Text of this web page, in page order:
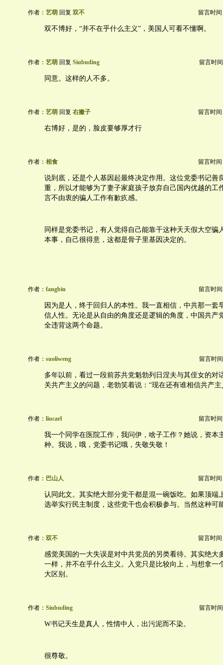
作者： 艺萌 回复 双不 留言时间
双不博好，“并不在乎什么主义”，美国人可看不懂啊。
作者： 艺萌 回复 Siubuding 留言时
同意。这样的人不多。
作者： 艺萌 回复 右撇子 留言时间
右博好，是的，脸皮要够厚才行
作者： 相食 留言时间
说到底，还是个人基因起最终决定作用。这位党委书记善
重，所以才能够为了妻子家庭孩子放弃自己国内优越的工
言不由衷的骗人工作有歉疚感。
同样是党委书记，有人觉得自己能靠干这种天天假大空骗
本事，自己很得意，这都是骨子里基因决定的。
作者： fangbin 留言时间
因为是人，终于回归人的本性。我一直相信，中共那一套
信人性。无论是从自由的角度还是逻辑的角度，中国共产
全违背这两个命题。
作者： suoliweng 留言时
多年以前，看过一段前苏共党魁勃列日涅夫与其侄女的对
关共产主义的问题，老勃笑着说：“现在还有谁相信共产主
作者： liucarl 留言时间
我一个同学在医院工作，我问伊，啥子工作？她说，资本
种。我说，哦，党委书记哦，失敬失敬！
作者： 巴山人 留言时间
认同此文。其实绝大部分党干都是混一碗饭吃。如果顶端
选举实行民主制度，这些党干也会积极参与。当然这种可
作者： 双不 留言时间
感觉美国的一大失误是对中共党员的另类看待。其实绝大
一样，并不在乎什么主义。入党只是比较向上，与想拿一
大区别。
作者： Siubuding 留言时
W书记天生是真人，性情中人，出污泥而不染。
很尊敬。